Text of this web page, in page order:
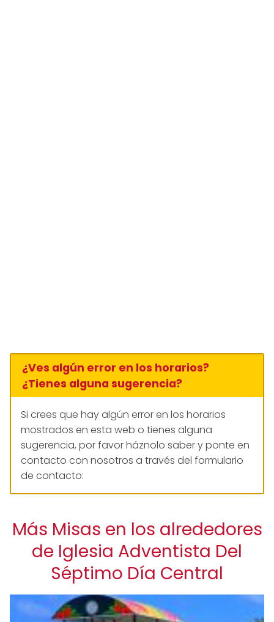
¿Ves algún error en los horarios?
¿Tienes alguna sugerencia?
Si crees que hay algún error en los horarios
mostrados en esta web o tienes alguna
sugerencia, por favor háznolo saber y ponte en
contacto con nosotros a través del formulario
de contacto:
Más Misas en los alrededores
de Iglesia Adventista Del
Séptimo Día Central